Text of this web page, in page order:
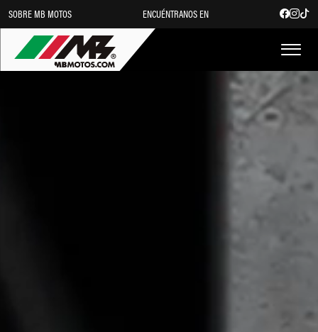
SOBRE MB MOTOS ENCUÉNTRANOS EN